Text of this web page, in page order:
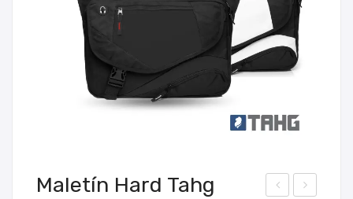
Maletín Hard Tahg